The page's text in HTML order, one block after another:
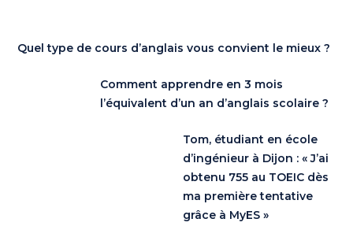
Quel type de cours d’anglais vous convient le mieux ?
Comment apprendre en 3 mois
l’équivalent d’un an d’anglais scolaire ?
Tom, étudiant en école
d’ingénieur à Dijon : « J’ai
obtenu 755 au TOEIC dès
ma première tentative
grâce à MyES »